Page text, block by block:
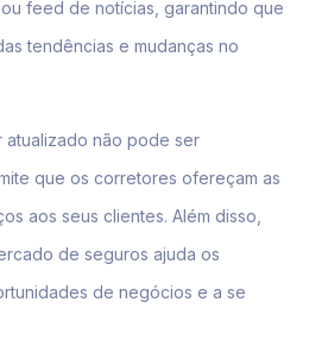
feed de notícias, garantindo que
tendências e mudanças no
atualizado não pode ser
que os corretores ofereçam as
aos seus clientes. Além disso,
de seguros ajuda os
de negócios e a se